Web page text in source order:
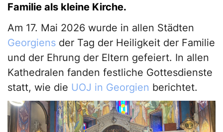
Familie als kleine Kirche.
Am 17. Mai 2026 wurde in allen Städten
Georgiens der Tag der Heiligkeit der Familie
und der Ehrung der Eltern gefeiert. In allen
Kathedralen fanden festliche Gottesdienste
statt, wie die UOJ in Georgien berichtet.